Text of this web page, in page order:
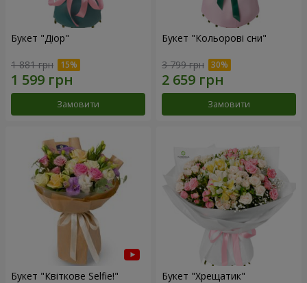
Букет "Діор"
1 881 грн
Замовити
Букет "Кольорові сни"
3 799 грн
Замовити
Букет "Квіткове Selfie!" Букет "Хрещатик"